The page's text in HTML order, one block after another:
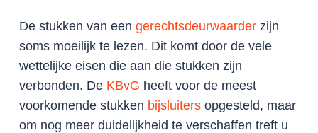
De stukken van een gerechtsdeurwaarder zijn
soms moeilijk te lezen. Dit komt door de vele
wettelijke eisen die aan die stukken zijn
verbonden. De KBvG heeft voor de meest
voorkomende stukken bijsluiters opgesteld, maar
om nog meer duidelijkheid te verschaffen treft u